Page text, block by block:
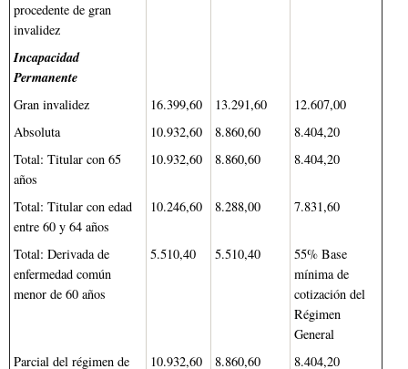
procedente de gran
invalidez
Incapacidad
Permanente
Gran invalidez 16.399,60 13.291,60
12.607,00
Absoluta
10.932,60 8.860,60
8.404,20
Total: Titular con 65
años
10.932,60 8.860,60 8.404,20
Total: Titular con edad
entre 60 y 64 años
10.246,60 8.288,00 7.831,60
Total: Derivada de
enfermedad común
menor de 60 años
5.510,40 5.510,40
55% Base
mínima de
cotización del
Régimen
General
Parcial del régimen de
10.932,60 8.860,60 8.404,20